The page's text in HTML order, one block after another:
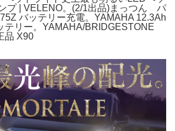
プ | VELENO。(2/1出品)まっつん パ
バッテリー充電。YAMAHA 12.3Ah
テリー。YAMAHA/BRIDGESTONE
品 X90